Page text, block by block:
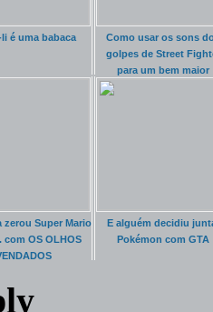
é uma babaca
Como usar os sons
golpes de Street
para um bem maior
zerou Super Mario
com OS OLHOS
E alguém decidiu
Pokémon com GTA